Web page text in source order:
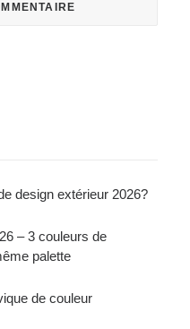
design extérieur 2026?
– 3 couleurs de
palette
de couleur